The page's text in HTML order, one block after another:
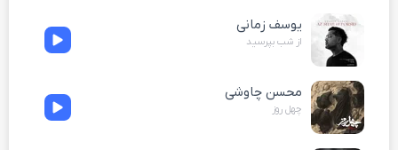
یوسف زمانی
از شب بپرسید
محسن چاوشی
چهل روز